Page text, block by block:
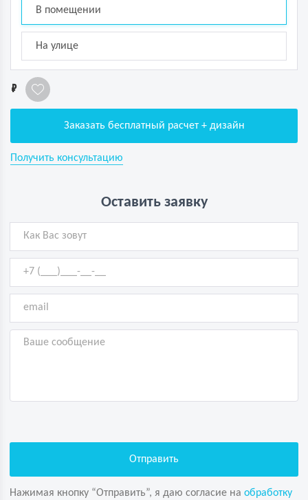
В помещении
На улице
1
Заказать бесплатный расчет + дизайн
Получить консультацию
Оставить заявку
Нажимая кнопку “Отправить”, я даю согласие на обработку